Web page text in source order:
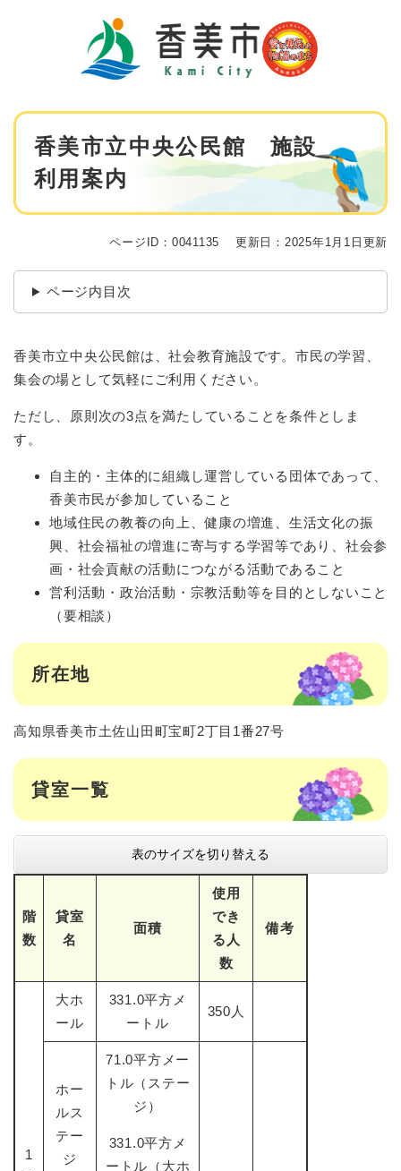
本
香美市立中央公民館 施設
利用案内
ページID：0041135 更新日：2025年1月1日更新
ページ内目次
香美市立中央公民館は、社会教育施設です。市民の学習、
集会の場として気軽にご利用ください。
ただし、原則次の3点を満たしていることを条件としま
す。
自主的・主体的に組織し運営している団体であって、
香美市民が参加していること
地域住民の教養の向上、健康の増進、生活文化の振
興、社会福祉の増進に寄与する学習等であり、社会参
画・社会貢献の活動につながる活動であること
営利活動・政治活動・宗教活動等を目的としないこと
（要相談）
所在地
高知県香美市土佐山田町宝町2丁目1番27号
貸室一覧
表のサイズを切り替える
階
数
貸室
名
面積
使用
でき
る人
数
備考
1
大ホ
ール
331.0平方メ
ートル
350人
ホー
ルス
テー
ジ
71.0平方メー
トル（ステー
ジ）
331.0平方メ
ートル（大ホ